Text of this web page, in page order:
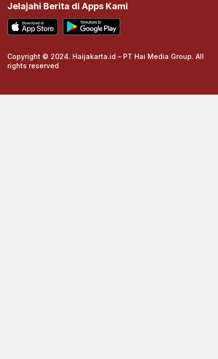
Jelajahi Berita di Apps Kami
Copyright © 2024. Haijakarta.id – PT Hai Media Group. All
rights reserved